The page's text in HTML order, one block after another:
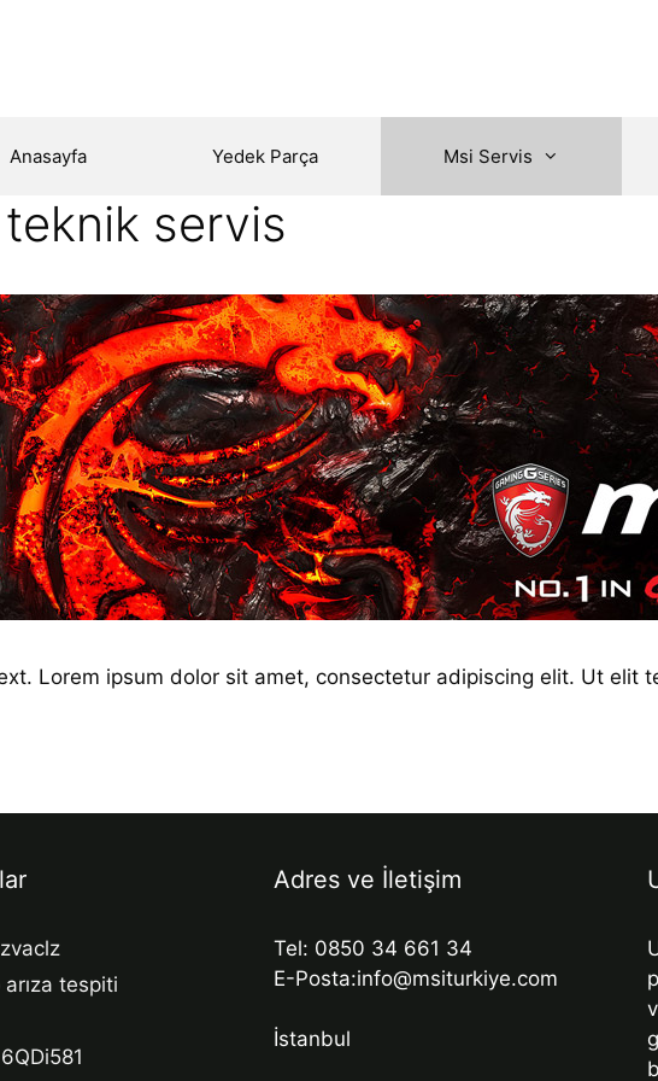
Anasayfa Yedek Parça Msi Servis
servis
Lorem ipsum dolor sit amet, consectetur adipiscing elit. Ut elit
tespiti
Adres ve İletişim
Tel: 0850 34 661 34
E-Posta:info@msiturkiye.com
İstanbul